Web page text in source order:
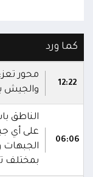
كما ورد
12:22
محور
والجيش
06:06
الناطق
على أي
الجبهات
بمختلف